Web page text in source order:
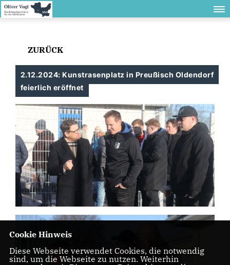
ZURÜCK
2.12.2024: Kunstrasenplatz in Preußisch Oldendorf
feierlich eröffnet
Cookie Hinweis
Diese Webseite verwendet Cookies, die notwendig
sind, um die Webseite zu nutzen. Weiterhin